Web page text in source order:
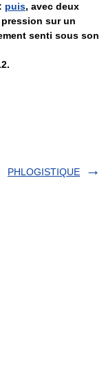
puis, avec deux
sur un
senti sous son
PHLOGISTIQUE